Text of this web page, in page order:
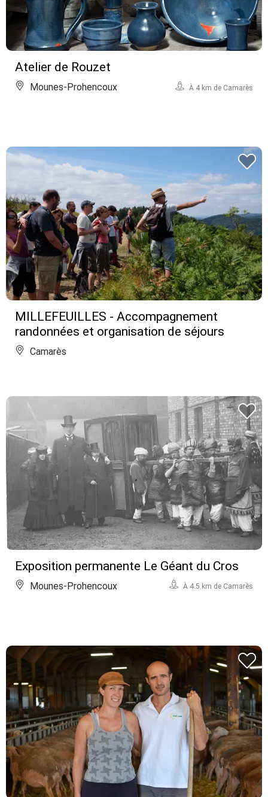
Atelier de Rouzet
Mounes-Prohencoux À 4 km de Camarès
MILLEFEUILLES - Accompagnement
randonnées et organisation de séjours
Camarès
Exposition permanente Le Géant du Cros
Mounes-Prohencoux À 4.5 km de Camarès